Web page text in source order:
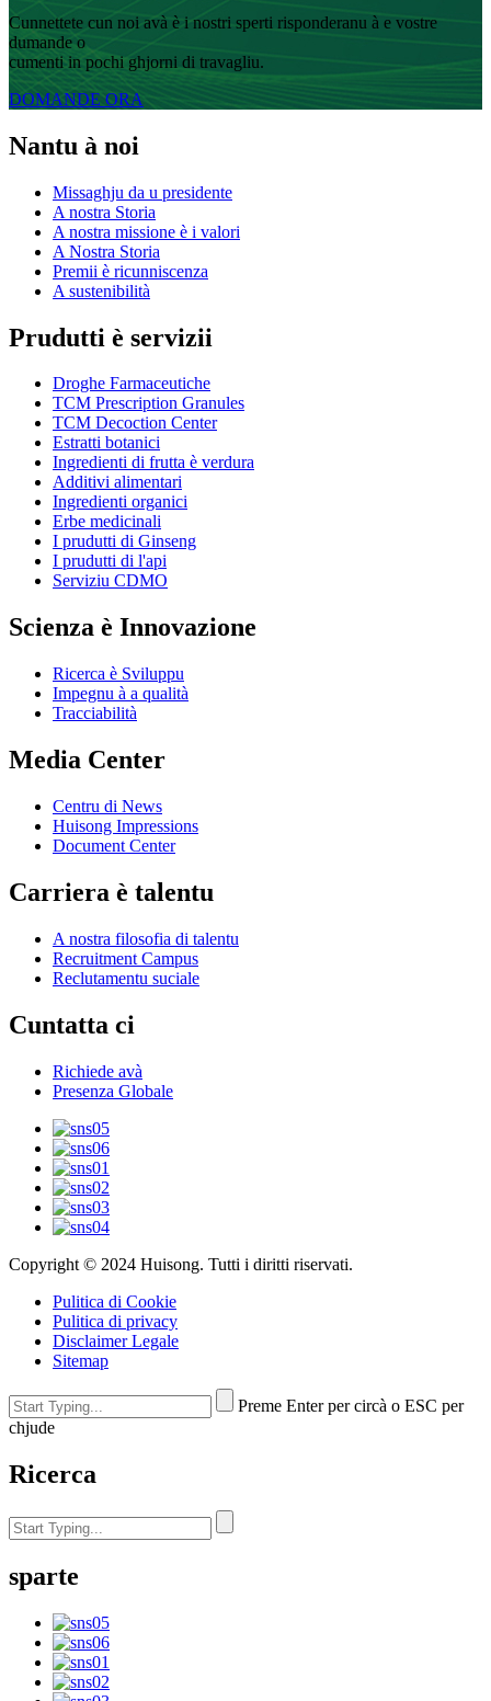
Cunnettete cun noi avà è i nostri sperti risponderanu à e vostre
dumande o
cumenti in pochi ghjorni di travagliu.
DOMANDE ORA
Nantu à noi
Missaghju da u presidente
A nostra Storia
A nostra missione è i valori
A Nostra Storia
Premii è ricunniscenza
A sustenibilità
Prudutti è servizii
Droghe Farmaceutiche
TCM Prescription Granules
TCM Decoction Center
Estratti botanici
Ingredienti di frutta è verdura
Additivi alimentari
Ingredienti organici
Erbe medicinali
I prudutti di Ginseng
I prudutti di l'api
Serviziu CDMO
Scienza è Innovazione
Ricerca è Sviluppu
Impegnu à a qualità
Tracciabilità
Media Center
Centru di News
Huisong Impressions
Document Center
Carriera è talentu
A nostra filosofia di talentu
Recruitment Campus
Reclutamentu suciale
Cuntatta ci
Richiede avà
Presenza Globale
Copyright © 2024 Huisong. Tutti i diritti riservati.
Pulitica di Cookie
Pulitica di privacy
Disclaimer Legale
Sitemap
Preme Enter per circà o ESC per
chjude
Ricerca
sparte